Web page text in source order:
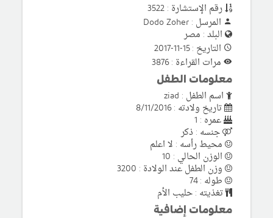
رقم الإستشارة : 3522
المرسل : Dodo Zoher
البلد : مصر
التاريخ : 15-11-2017
مرات القراءة : 3876
معلومات الطفل
اسم الطفل : ziad
تاريخ ولادته : 8/11/2016
عمره : 1
جنسه : ذكر
محيط رأسه : لا اعلم
الوزن الحالي : 10
وزن الطفل عند الولادة : 3200
طوله : 74
تغذيته : حليب الأم
معلومات إضافية